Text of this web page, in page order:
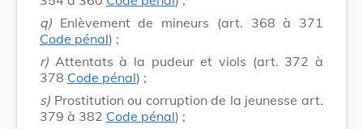
q) Enlèvement de mineurs (art. 368 à 371
Code pénal) ;
r) Attentats à la pudeur et viols (art. 372 à
378 Code pénal) ;
s) Prostitution ou corruption de la jeunesse art.
379 à 382 Code pénal) ;